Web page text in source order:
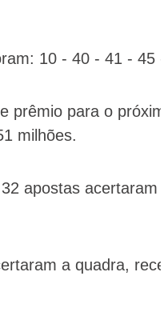
10 - 40 - 41 - 45
prêmio para o
milhões.
apostas acertaram
a quadra,